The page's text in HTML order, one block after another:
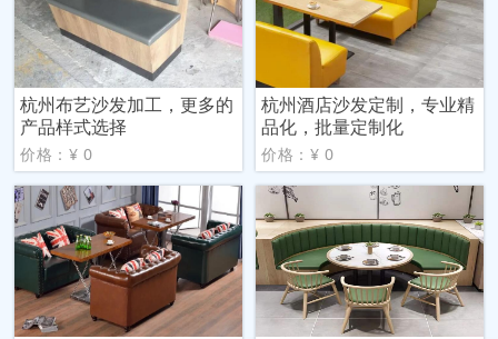
杭州布艺沙发加工，更多的
产品样式选择
价格：¥ 0
杭州酒店沙发定制，专业精
品化，批量定制化
价格：¥ 0